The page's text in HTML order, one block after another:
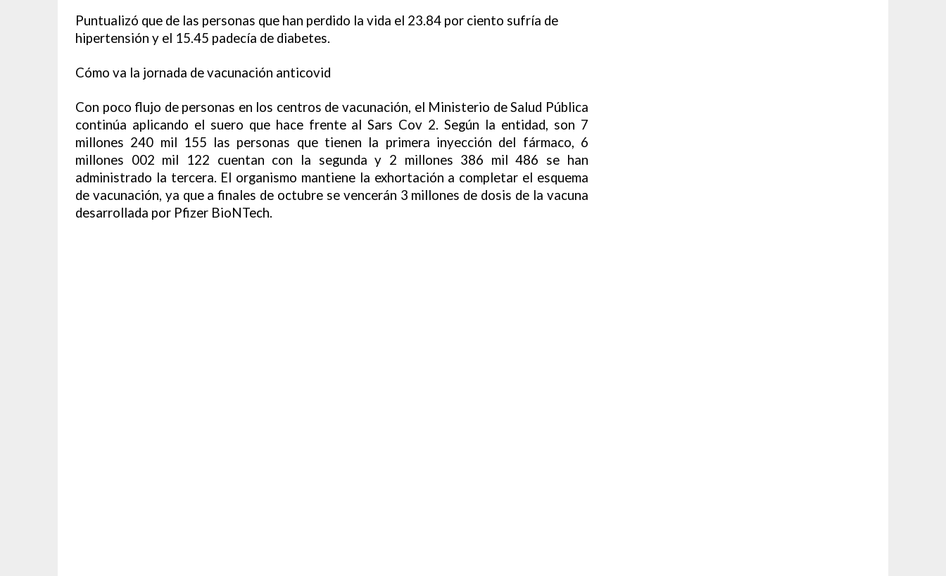
Puntualizó que de las personas que han perdido la vida el 23.84 por ciento sufría de
hipertensión y el 15.45 padecía de diabetes.
Cómo va la jornada de vacunación anticovid
Con poco flujo de personas en los centros de vacunación, el Ministerio de Salud Pública
continúa aplicando el suero que hace frente al Sars Cov 2. Según la entidad, son 7
millones 240 mil 155 las personas que tienen la primera inyección del fármaco, 6
millones 002 mil 122 cuentan con la segunda y 2 millones 386 mil 486 se han
administrado la tercera. El organismo mantiene la exhortación a completar el esquema
de vacunación, ya que a finales de octubre se vencerán 3 millones de dosis de la vacuna
desarrollada por Pfizer BioNTech.